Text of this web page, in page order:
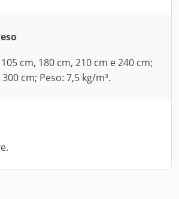
cm, 180 cm, 210 cm e 240 cm;
cm; Peso: 7,5 kg/m³.